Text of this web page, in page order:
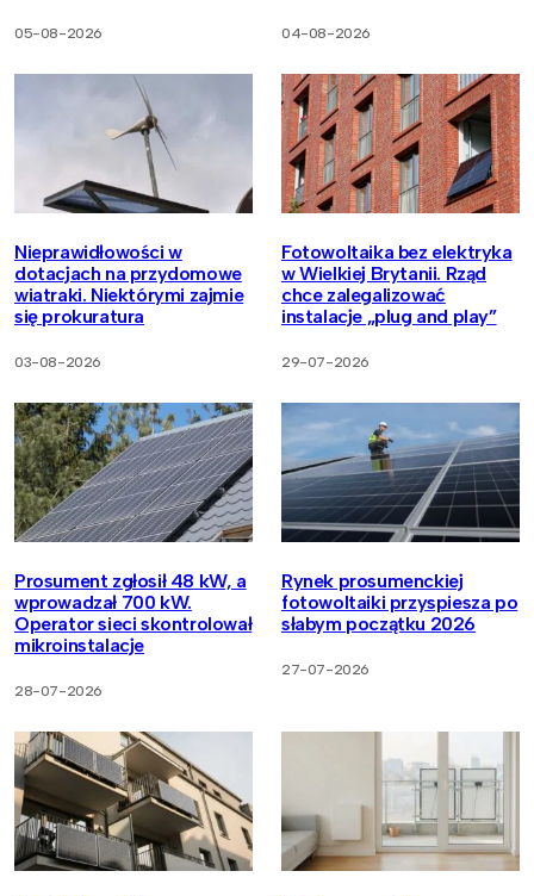
05-08-2026 04-08-2026
Nieprawidłowości w
dotacjach na przydomowe
wiatraki. Niektórymi zajmie
się prokuratura
03-08-2026
Fotowoltaika bez elektryka
w Wielkiej Brytanii. Rząd
chce zalegalizować
instalacje „plug and play”
29-07-2026
Prosument zgłosił 48 kW, a
wprowadzał 700 kW.
Operator sieci skontrolował
mikroinstalacje
28-07-2026
Rynek prosumenckiej
fotowoltaiki przyspiesza po
słabym początku 2026
27-07-2026